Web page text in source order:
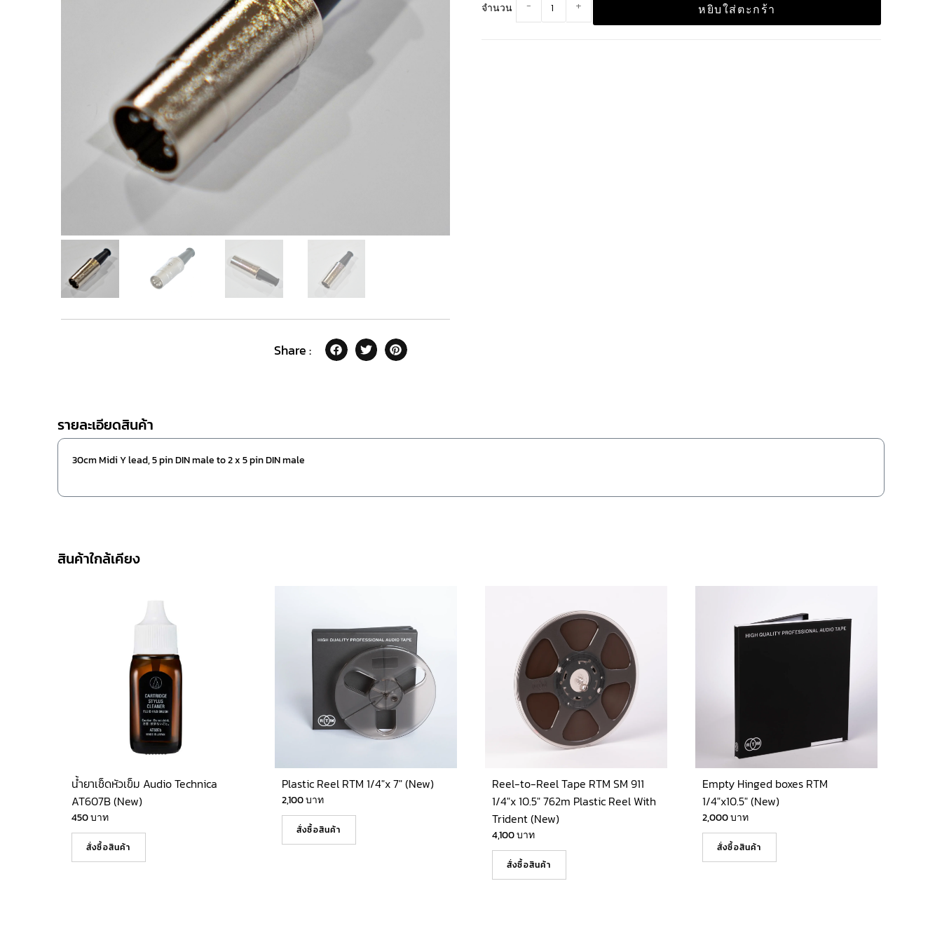
Share :
จำนวน - + หยิบใส่ตะกร้า
รายละเอียดสินค้า
30cm Midi Y lead, 5 pin DIN male to 2 x 5 pin DIN male
สินค้าใกล้เคียง
น้ำยาเช็ดหัวเข็ม Audio Technica
AT607B (New)
450บาท
สั่งซื้อสินค้า
Plastic Reel RTM 1/4″x 7″ (New)
2,100บาท
สั่งซื้อสินค้า
Reel-to-Reel Tape RTM SM 911
1/4″x 10.5″ 762m Plastic Reel With
Trident (New)
4,100บาท
สั่งซื้อสินค้า
Empty Hinged boxes RTM
1/4″x10.5″ (New)
2,000บาท
สั่งซื้อสินค้า